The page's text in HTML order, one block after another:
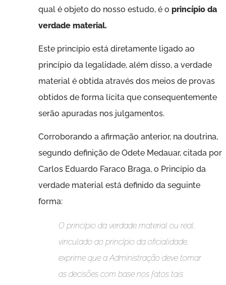
qual é objeto do nosso estudo, é o princípio da
verdade material.
Este princípio está diretamente ligado ao
princípio da legalidade, além disso, a verdade
material é obtida através dos meios de provas
obtidos de forma lícita que consequentemente
serão apuradas nos julgamentos.
Corroborando a afirmação anterior, na doutrina,
segundo definição de Odete Medauar, citada por
Carlos Eduardo Faraco Braga, o Princípio da
verdade material está definido da seguinte
forma:
O princípio da verdade material ou real,
vinculado ao princípio da oficialidade,
exprime que a Administração deve tomar
as decisões com base nos fatos tais